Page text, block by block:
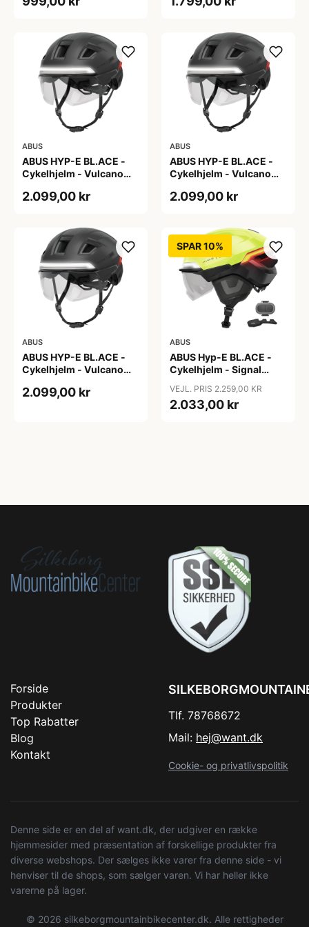
ABUS
ABUS HYP-E BL.ACE -
Cykelhjelm - Vulcano
2.099,00 kr
ABUS
ABUS HYP-E BL.ACE -
Cykelhjelm - Vulcano
2.099,00 kr
ABUS
ABUS HYP-E BL.ACE -
Cykelhjelm - Vulcano
2.099,00 kr
SPAR 10%
ABUS
ABUS Hyp-E BL.ACE -
Cykelhjelm - Signal
VEJL. PRIS 2.259,00 KR
2.033,00 kr
Forside
Produkter
Top Rabatter
Blog
Kontakt
Tlf. 78768672
Mail: hej@want.dk
Cookie- og privatlivspolitik
Denne side er en del af want.dk, der udgiver en række
hjemmesider med præsentation af forskellige produkter fra
diverse webshops. Der sælges ikke varer fra denne side - vi
henviser til de shops, som sælger varen. Vi har heller ikke
varerne på lager.
© 2026 silkeborgmountainbikecenter.dk. Alle rettigheder